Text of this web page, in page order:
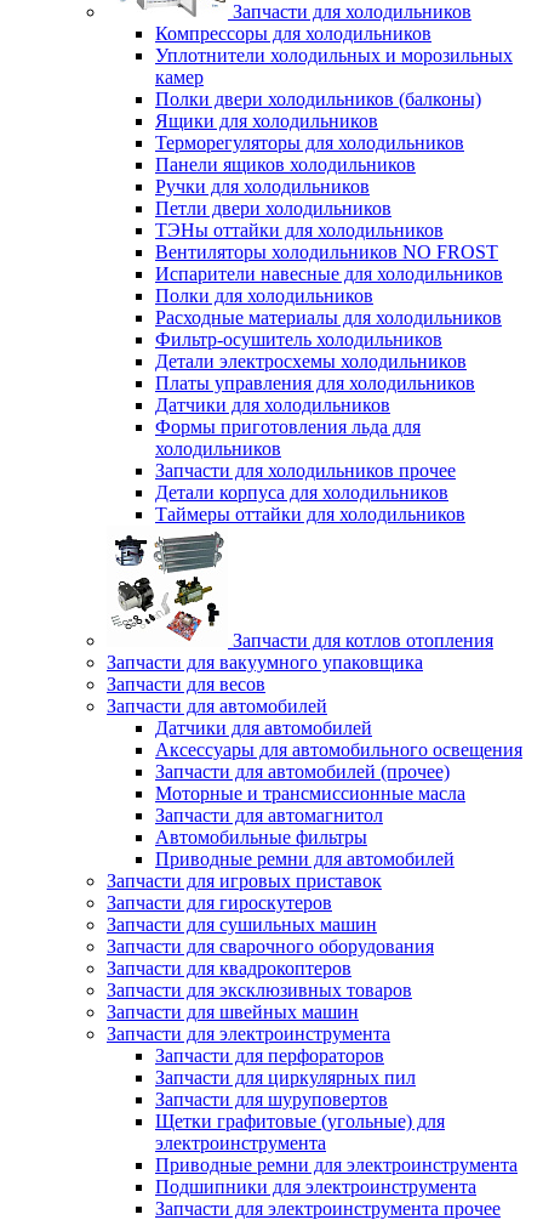
Запчасти для холодильников
Компрессоры для холодильников
Уплотнители холодильных и морозильных
камер
Полки двери холодильников (балконы)
Ящики для холодильников
Терморегуляторы для холодильников
Панели ящиков холодильников
Ручки для холодильников
Петли двери холодильников
ТЭНы оттайки для холодильников
Вентиляторы холодильников NO FROST
Испарители навесные для холодильников
Полки для холодильников
Расходные материалы для холодильников
Фильтр-осушитель холодильников
Детали электросхемы холодильников
Платы управления для холодильников
Датчики для холодильников
Формы приготовления льда для
холодильников
Запчасти для холодильников прочее
Детали корпуса для холодильников
Таймеры оттайки для холодильников
Запчасти для котлов отопления
Запчасти для вакуумного упаковщика
Запчасти для весов
Запчасти для автомобилей
Датчики для автомобилей
Аксессуары для автомобильного освещения
Запчасти для автомобилей (прочее)
Моторные и трансмиссионные масла
Запчасти для автомагнитол
Автомобильные фильтры
Приводные ремни для автомобилей
Запчасти для игровых приставок
Запчасти для гироскутеров
Запчасти для сушильных машин
Запчасти для сварочного оборудования
Запчасти для квадрокоптеров
Запчасти для эксклюзивных товаров
Запчасти для швейных машин
Запчасти для электроинструмента
Запчасти для перфораторов
Запчасти для циркулярных пил
Запчасти для шуруповертов
Щетки графитовые (угольные) для
электроинструмента
Приводные ремни для электроинструмента
Подшипники для электроинструмента
Запчасти для электроинструмента прочее